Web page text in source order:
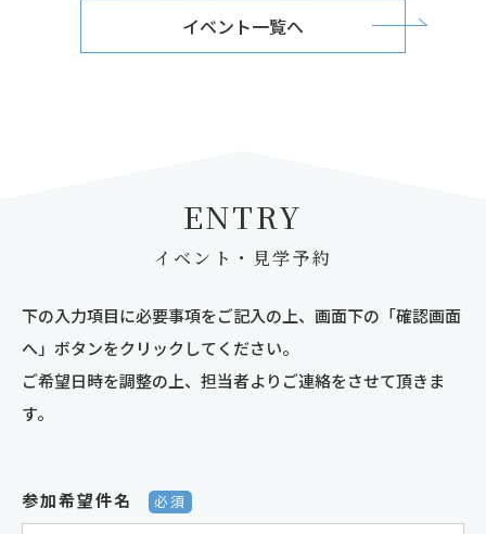
イベント一覧へ
ENTRY
イベント・見学予約
下の入力項目に必要事項をご記入の上、画面下の「確認画面
へ」ボタンをクリックしてください。
ご希望日時を調整の上、担当者よりご連絡をさせて頂きま
す。
参加希望件名 必須